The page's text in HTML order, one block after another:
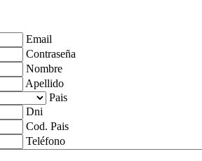
Email
Contraseña
Nombre
Apellido
Pais
Dni
Cod. Pais
Teléfono